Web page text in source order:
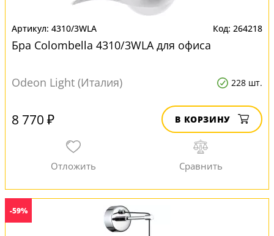
4310/3WLA 264218
Бра Colombella 4310/3WLA для офиса
Odeon Light (Италия) 228 шт.
8 770 ₽ В КОРЗИНУ
-59%